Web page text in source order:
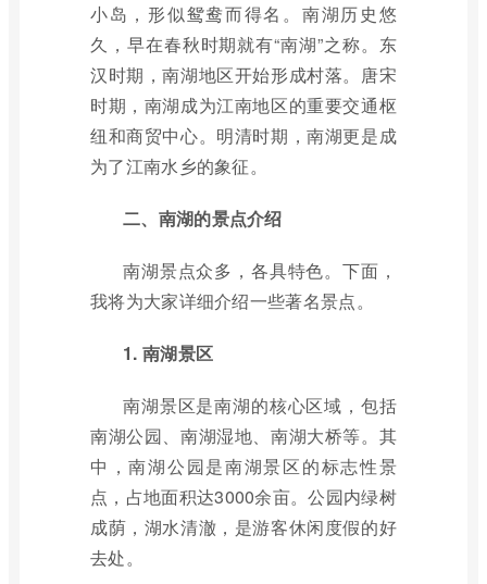
小岛，形似鸳鸯而得名。南湖历史悠
久，早在春秋时期就有“南湖”之称。东
汉时期，南湖地区开始形成村落。唐宋
时期，南湖成为江南地区的重要交通枢
纽和商贸中心。明清时期，南湖更是成
为了江南水乡的象征。
二、南湖的景点介绍
南湖景点众多，各具特色。下面，
我将为大家详细介绍一些著名景点。
1. 南湖景区
南湖景区是南湖的核心区域，包括
南湖公园、南湖湿地、南湖大桥等。其
中，南湖公园是南湖景区的标志性景
点，占地面积达3000余亩。公园内绿树
成荫，湖水清澈，是游客休闲度假的好
去处。